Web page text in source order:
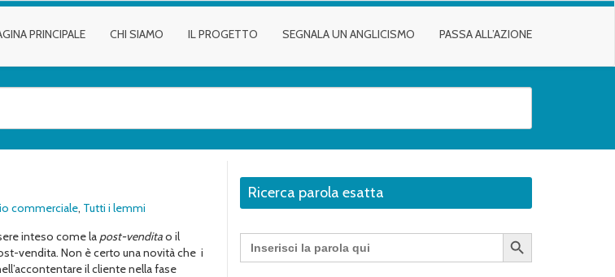
PRINCIPALE CHI SIAMO IL PROGETTO SEGNALA UN ANGLICISMO PASSA ALL’AZIONE
commerciale, Tutti i lemmi
inteso come la post-venditao il
vendita. Non è certo una novità che i
il cliente nella fase
Ricerca parola esatta
Search
for:
Search Button